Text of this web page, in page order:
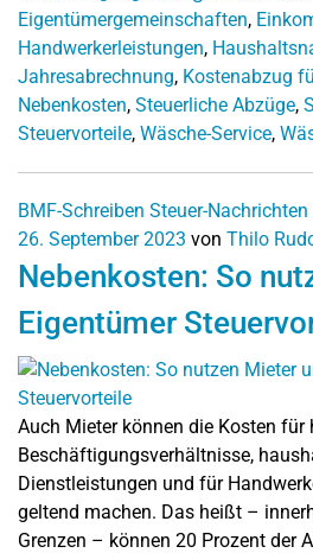
Eigentümergemeinschaften,
Handwerkerleistungen,
Jahresabrechnung, Kostenabzug
Nebenkosten, Steuerliche Abzüge,
Steuervorteile, Wäsche-Service,
BMF-Schreiben Steuer-Nachrichten
26. September 2023 von Thilo
Nebenkosten: So
Eigentümer
Auch Mieter können die Kosten für
Beschäftigungsverhältnisse,
Dienstleistungen und für
geltend machen. Das heißt –
Grenzen – können 20 Prozent der